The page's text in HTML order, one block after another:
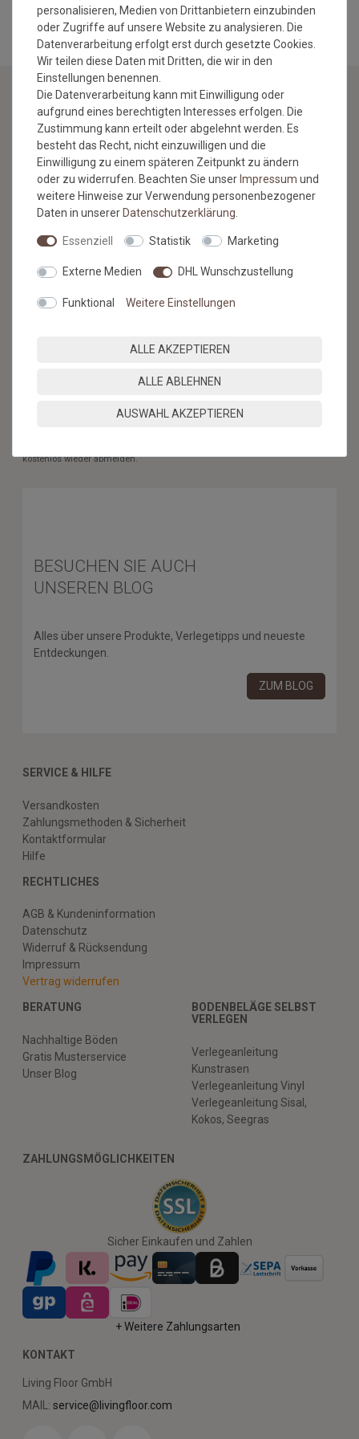
NEWSLETTER
Jetzt anmelden: Profitieren Sie von aktuellen Angeboten
und erfahren Sie von den neuesten Produkten als
erstes.*
NACHNAME
E-MAIL **
Newsletter
Honig
Hiermit bestätige ich, dass ich dieDaten­schutz­erklärung
** Hierbei handelt es sich um ein Pflichtfeld.
* Mit der Anmeldung für den Newsletter erklären Sie sich damit
kostenlos wieder abmelden.
BESUCHEN SIE AUCH
UNSEREN BLOG
Alles über unsere Produkte, Verlegetipps und neueste
Entdeckungen.
ZUM BLOG
SERVICE & HILFE
Versandkosten
Zahlungsmethoden & Sicherheit
Kontaktformular
Hilfe
RECHTLICHES
AGB & Kundeninformation
Datenschutz
Widerruf & Rücksendung
Impressum
Vertrag widerrufen
BERATUNG
Nachhaltige Böden
Gratis Musterservice
Unser Blog
BODENBELÄGE SELBST
VERLEGEN
Verlegeanleitung
Kunstrasen
Verlegeanleitung Vinyl
Verlegeanleitung Sisal,
Kokos, Seegras
ZAHLUNGSMÖGLICHKEITEN
Sicher Einkaufen und Zahlen
+ Weitere Zahlungsarten
KONTAKT
Living Floor GmbH
MAIL: service@livingfloor.com
personalisieren, Medien von Drittanbietern einzubinden
oder Zugriffe auf unsere Website zu analysieren. Die
Datenverarbeitung erfolgt erst durch gesetzte Cookies.
Wir teilen diese Daten mit Dritten, die wir in den
Einstellungen benennen.
Die Datenverarbeitung kann mit Einwilligung oder
aufgrund eines berechtigten Interesses erfolgen. Die
Zustimmung kann erteilt oder abgelehnt werden. Es
besteht das Recht, nicht einzuwilligen und die
Einwilligung zu einem späteren Zeitpunkt zu ändern
oder zu widerrufen. Beachten Sie unserImpressum und
weitere Hinweise zur Verwendung personenbezogener
Daten in unsererDaten­schutz­erklärung
Essenziell Statistik Marketing
Externe Medien DHL Wunschzustellung
Funktional Weitere Einstellungen
ALLE AKZEPTIEREN
ALLE ABLEHNEN
AUSWAHL AKZEPTIEREN